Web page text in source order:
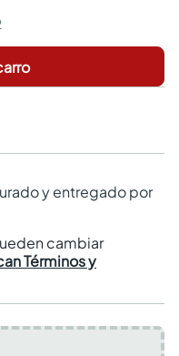
y entregado por
cambiar
Términos y